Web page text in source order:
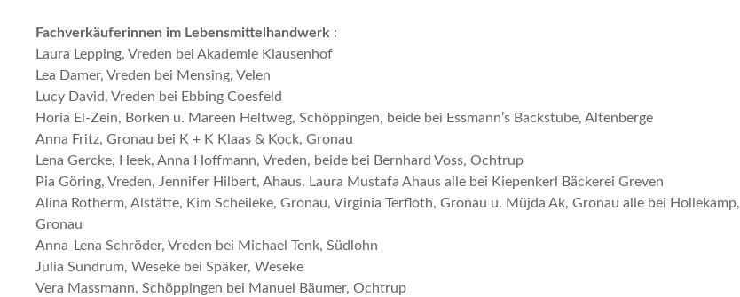
Fachverkäuferinnen im Lebensmittelhandwerk :
Laura Lepping, Vreden bei Akademie Klausenhof
Lea Damer, Vreden bei Mensing, Velen
Lucy David, Vreden bei Ebbing Coesfeld
Horia El-Zein, Borken u. Mareen Heltweg, Schöppingen, beide bei Essmann’s Backstube, Altenberge
Anna Fritz, Gronau bei K + K Klaas & Kock, Gronau
Lena Gercke, Heek, Anna Hoffmann, Vreden, beide bei Bernhard Voss, Ochtrup
Pia Göring, Vreden, Jennifer Hilbert, Ahaus, Laura Mustafa Ahaus alle bei Kiepenkerl Bäckerei Greven
Alina Rotherm, Alstätte, Kim Scheileke, Gronau, Virginia Terfloth, Gronau u. Müjda Ak, Gronau alle bei Hollekamp,
Gronau
Anna-Lena Schröder, Vreden bei Michael Tenk, Südlohn
Julia Sundrum, Weseke bei Späker, Weseke
Vera Massmann, Schöppingen bei Manuel Bäumer, Ochtrup